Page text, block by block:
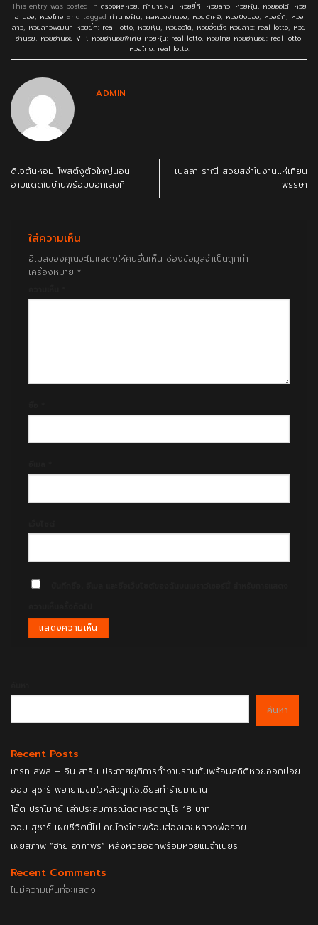
This entry was posted in ตรวจผลหวย, ทำนายฝัน, หวยยี่กี, หวยลาว, หวยหุ้น, หวยออโต้, หวย
ฮานอย, หวยไทย and tagged ทำนายฝัน, ผลหวยฮานอย, หวยนิเคอิ, หวยปิงปอง, หวยยี่กี, หวย
ลาว, หวยลาวพัฒนา หวยยี่กี: real lotto, หวยหุ้น, หวยออโต้, หวยฮั่งเส็ง หวยลาว: real lotto, หวย
ฮานอย, หวยฮานอย VIP, หวยฮานอยพิเศษ หวยหุ้น: real lotto, หวยไทย หวยฮานอย: real lotto,
หวยไทย: real lotto.
ADMIN
ดีเจต้นหอม โพสต์งูตัวใหญ่นอน
อาบแดดในบ้านพร้อมบอกเลขที่
เบลลา ราณี สวยสง่าในงานแห่เทียน
พรรษา
ใส่ความเห็น
อีเมลของคุณจะไม่แสดงให้คนอื่นเห็น ช่องข้อมูลจำเป็นถูกทำ
เครื่องหมาย *
ค้นหา
Recent Posts
เกรท สพล – อิน สาริน ประกาศยุติการทำงานร่วมกันพร้อมสถิติหวยออกบ่อย
ออม สุชาร์ พยายามข่มใจหลังถูกโซเชียลทำร้ายมานาน
โอ๊ต ปราโมทย์ เล่าประสบการณ์ติดเครดิตบูโร 18 บาท
ออม สุชาร์ เผยชีวิตนี้ไม่เคยโกงใครพร้อมส่องเลขหลวงพ่อรวย
เผยสภาพ “ฮาย อาภาพร” หลังหวยออกพร้อมหวยแม่จำเนียร
Recent Comments
ไม่มีความเห็นที่จะแสดง